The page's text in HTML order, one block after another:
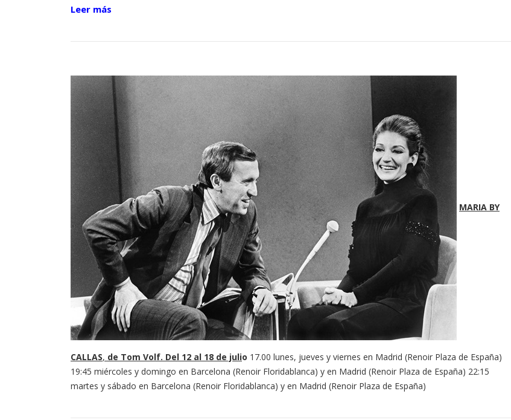
Leer más
MARIA BY
CALLAS, de Tom Volf. Del 12 al 18 de julio 17.00 lunes, jueves y viernes en Madrid (Renoir Plaza de España)
19:45 miércoles y domingo en Barcelona (Renoir Floridablanca) y en Madrid (Renoir Plaza de España) 22:15
martes y sábado en Barcelona (Renoir Floridablanca) y en Madrid (Renoir Plaza de España)